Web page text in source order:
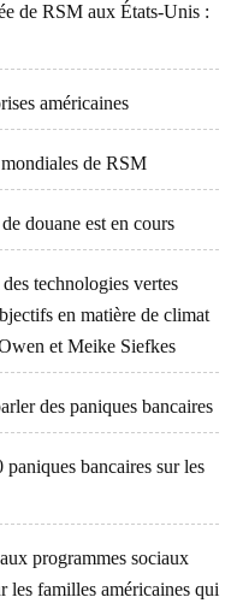
de RSM aux États-Unis :
américaines
de RSM
douane est en cours
technologies vertes
en matière de climat
et Meike Siefkes
des paniques bancaires
bancaires sur les
programmes sociaux
les familles américaines qui